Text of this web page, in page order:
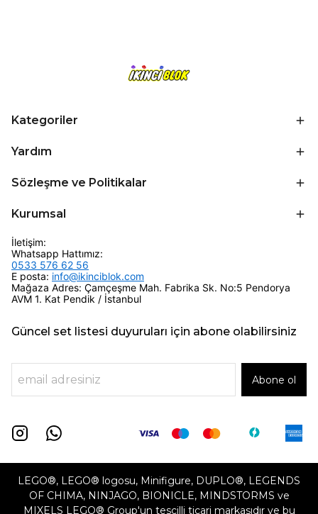
Kategoriler
Yardım
Sözleşme ve Politikalar
Kurumsal
İletişim:
Whatsapp Hattımız:
0533 576 62 56
E posta: info@ikinciblok.com
Mağaza Adres: Çamçeşme Mah. Fabrika Sk. No:5 Pendorya
AVM 1. Kat Pendik / İstanbul
Güncel set listesi duyuruları için abone olabilirsiniz
Abone ol
LEGO®, LEGO® logosu, Minifigure, DUPLO®, LEGENDS
OF CHIMA, NINJAGO, BIONICLE, MINDSTORMS ve
MIXELS LEGO® Group'un tescilli ticari markasıdır ve bu